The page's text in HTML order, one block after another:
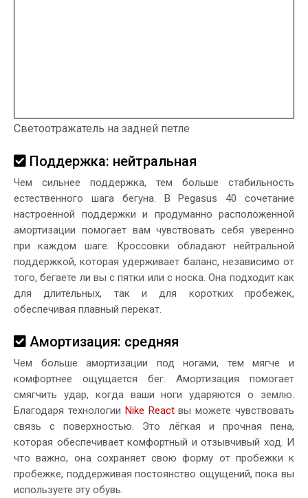
Светоотражатель на задней петле
Поддержка: нейтральная
Чем сильнее поддержка, тем больше стабильность
естественного шага бегуна. В Pegasus 40 сочетание
настроенной поддержки и продуманно расположенной
амортизации помогает вам чувствовать себя уверенно
при каждом шаге. Кроссовки обладают нейтральной
поддержкой, которая удерживает баланс, независимо от
того, бегаете ли вы с пятки или с носка. Она подходит как
для длительных, так и для коротких пробежек,
обеспечивая плавный перекат.
Амортизация: средняя
Чем больше амортизации под ногами, тем мягче и
комфортнее ощущается бег. Амортизация помогает
смягчить удар, когда ваши ноги ударяются о землю.
Благодаря технологии Nike Reactвы можете чувствовать
связь с поверхностью. Это лёгкая и прочная пена,
которая обеспечивает комфортный и отзывчивый ход. И
что важно, она сохраняет свою форму от пробежки к
пробежке, поддерживая постоянство ощущений, пока вы
используете эту обувь.